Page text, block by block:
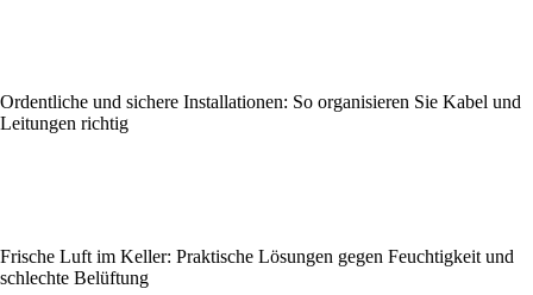
Ordentliche und sichere Installationen: So organisieren Sie Kabel und
Leitungen richtig
Frische Luft im Keller: Praktische Lösungen gegen Feuchtigkeit und
schlechte Belüftung